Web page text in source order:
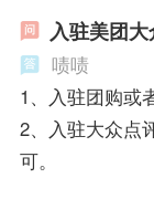
入驻美团
啧啧
1、入驻团购或
2、入驻大众点
可。